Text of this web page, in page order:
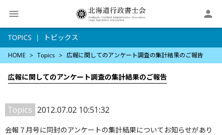

TOPICS トピックス
HOME Topics 広報に関してのアンケート調査の集計結果のご報告
広報に関してのアンケート調査の集計結果のご報告
Topics 2012.07.02 10:51:32
会報７月号に同封のアンケートの集計結果についてお知らせがあり